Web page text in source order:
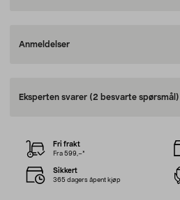
Anmeldelser
Eksperten svarer (2 besvarte spørsmål)
Fri frakt
Fra 599,–*
Sikkert
365 dagers åpent kjøp